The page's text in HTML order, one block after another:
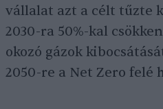
vállalat azt a célt tűzte
2030-ra 50%-kal
okozó gázok
2050-re a Net Zero felé